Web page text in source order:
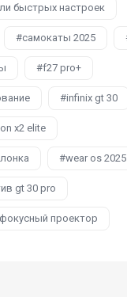
быстрых настроек
самокаты 2025
f27 pro+
infinix gt 30
x2 elite
wear os 2025
gt 30 pro
проектор